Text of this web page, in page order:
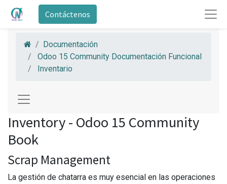
Contáctenos
Documentación
Odoo 15 Community Documentación Funcional
Inventario
Inventory - Odoo 15 Community
Book
Scrap Management
La gestión de chatarra es muy esencial en las operaciones